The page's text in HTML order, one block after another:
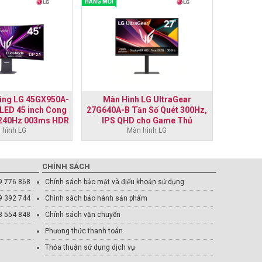
LG 45GX950A-
45 inch Cong
003ms HDR
400
hình LG
HÀNG MỚI
Màn Hình LG UltraGear
27G640A-B Tần Số Quét 300Hz,
IPS QHD cho Game Thủ
Màn hình LG
776 868
392 744
554 848
CHÍNH SÁCH
Chính sách bảo mật và điểu khoản sử dụng
Chính sách bảo hành sản phẩm
Chính sách vận chuyển
Phương thức thanh toán
Thỏa thuận sử dụng dịch vụ